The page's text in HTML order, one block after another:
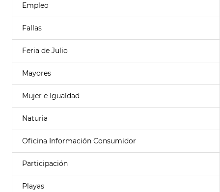
Empleo
Fallas
Feria de Julio
Mayores
Mujer e Igualdad
Naturia
Oficina Información Consumidor
Participación
Playas